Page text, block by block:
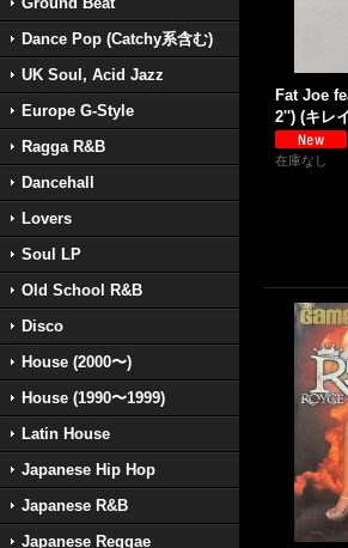
Dance Pop (Catchy系含む)
UK Soul, Acid Jazz
Europe G-Style
Ragga R&B
Dancehall
Lovers
Soul LP
Old School R&B
Disco
House (2000〜)
House (1990〜1999)
Latin House
Japanese Hip Hop
Japanese R&B
Japanese Reggae
Fat Joe
2'') (キレ
在庫なし